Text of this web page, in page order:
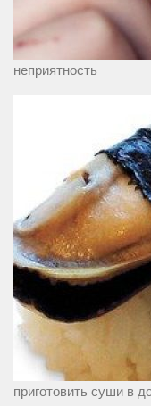
неприятность
приготовить суши в